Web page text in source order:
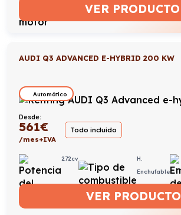
VER PRODUCTO
AUDI Q3 ADVANCED E-HYBRID 200 KW
Automático
Desde:
561€
/mes+IVA
Todo incluido
272cv
H.
Enchufable
VER PRODUCTO